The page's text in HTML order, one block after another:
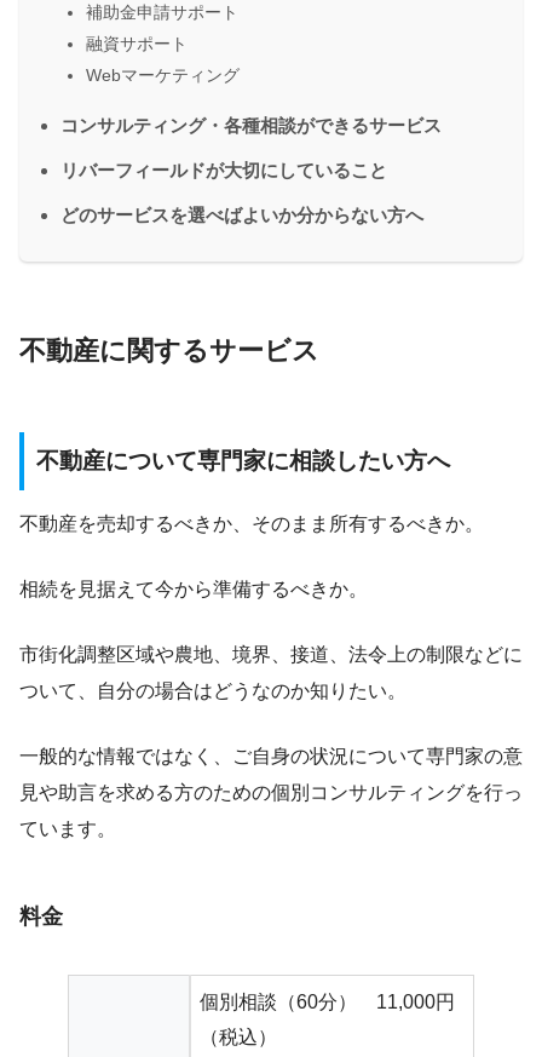
補助金申請サポート
融資サポート
Webマーケティング
コンサルティング・各種相談ができるサービス
リバーフィールドが大切にしていること
どのサービスを選べばよいか分からない方へ
不動産に関するサービス
不動産について専門家に相談したい方へ
不動産を売却するべきか、そのまま所有するべきか。
相続を見据えて今から準備するべきか。
市街化調整区域や農地、境界、接道、法令上の制限などに
ついて、自分の場合はどうなのか知りたい。
一般的な情報ではなく、ご自身の状況について専門家の意
見や助言を求める方のための個別コンサルティングを行っ
ています。
料金
個別相談（60分） 11,000円
（税込）